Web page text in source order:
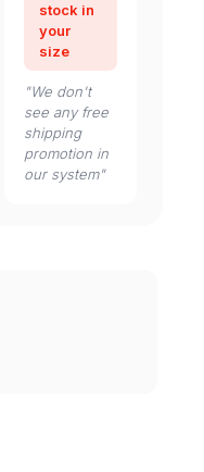
stock in
your
size
"We don't
see any free
shipping
promotion in
our system"